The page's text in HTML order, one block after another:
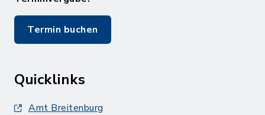
Termin buchen
Quicklinks
Amt Breitenburg